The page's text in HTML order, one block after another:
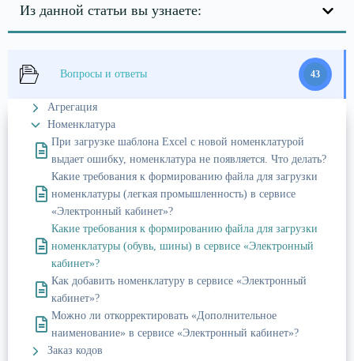
Из данной статьи вы узнаете:
Вопросы и ответы 43
Агрегация
Номенклатура
При загрузке шаблона Excel c новой номенклатурой
выдает ошибку, номенклатура не появляется. Что делать?
Какие требования к формированию файла для загрузки
номенклатуры (легкая промышленность) в сервисе
«Электронный кабинет»?
Какие требования к формированию файла для загрузки
номенклатуры (обувь, шины) в сервисе «Электронный
кабинет»?
Как добавить номенклатуру в сервисе «Электронный
кабинет»?
Можно ли откорректировать «Дополнительное
наименование» в сервисе «Электронный кабинет»?
Заказ кодов